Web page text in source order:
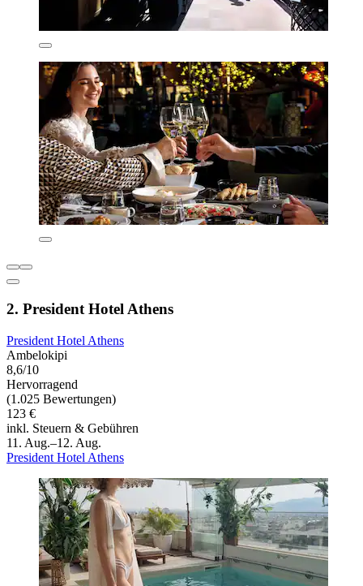
2. President Hotel Athens
President Hotel Athens
Ambelokipi
8,6/10
Hervorragend
(1.025 Bewertungen)
123 €
inkl. Steuern & Gebühren
11. Aug.–12. Aug.
President Hotel Athens